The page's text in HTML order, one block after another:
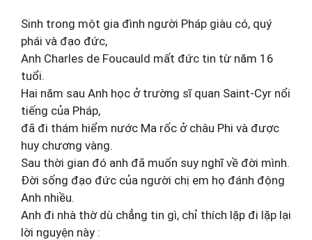
Sinh trong một gia đình người Pháp giàu có, quý
phái và đạo đức,
Anh Charles de Foucauld mất đức tin từ năm 16
tuổi.
Hai năm sau Anh học ở trường sĩ quan Saint-Cyr nổi
tiếng của Pháp,
đã đi thám hiểm nước Ma rốc ở châu Phi và được
huy chương vàng.
Sau thời gian đó anh đã muốn suy nghĩ về đời mình.
Đời sống đạo đức của người chị em họ đánh động
Anh nhiều.
Anh đi nhà thờ dù chẳng tin gì, chỉ thích lặp đi lặp lại
lời nguyện này :